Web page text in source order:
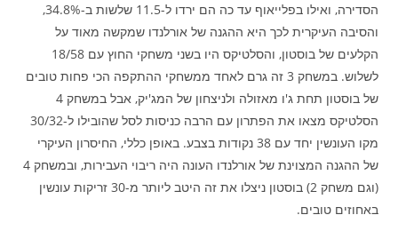
הסדירה, ואילו בפלייאוף עד כה הם ירדו ל-11.5 שלשות ב-34.8%,
והסיבה העיקרית לכך היא ההגנה של אורלנדו שמקשה מאוד על
הקלעים של בוסטון, והסלטיקס היו בשני משחקי החוץ עם 18/58
לשלוש. במשחק 3 זה גרם לאחד ממשחקי ההתקפה הכי פחות טובים
של בוסטון תחת ג'ו מאזולה ולניצחון של המג'יק, אבל במשחק 4
הסלטיקס מצאו את הפתרון עם הרבה כניסות לסל שהובילו ל-30/32
מקו העונשין יחד עם 38 נקודות בצבע. באופן כללי, החיסרון העיקרי
של ההגנה המצוינת של אורלנדו העונה היה ריבוי העבירות, ובמשחק 4
(וגם משחק 2) בוסטון ניצלו את זה היטב ליותר מ-30 זריקות עונשין
באחוזים טובים.